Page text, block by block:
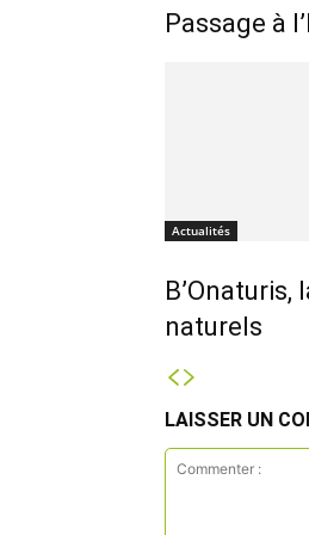
Passage à
Actualités
naturels
LAISSER UN